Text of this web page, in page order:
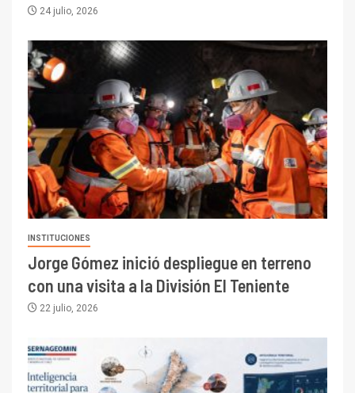
24 julio, 2026
INSTITUCIONES
Jorge Gómez inició despliegue en terreno
con una visita a la División El Teniente
22 julio, 2026